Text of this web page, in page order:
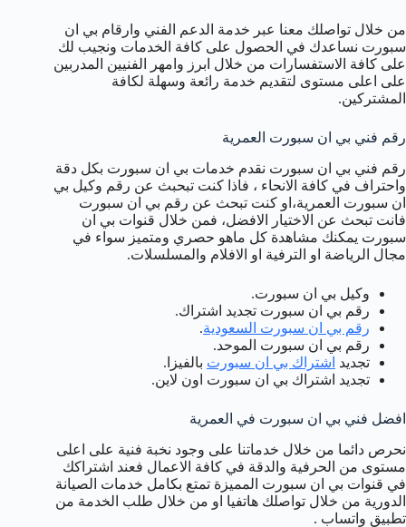
من خلال تواصلك معنا عبر خدمة الدعم الفني وارقام بي ان
سبورت نساعدك في الحصول على كافة الخدمات ونجيب لك
على كافة الاستفسارات من خلال ابرز وامهر الفنيين المدربين
على اعلى مستوى لتقديم خدمة رائعة وسهلة لكافة
المشتركين.
رقم فني بي ان سبورت العمرية
رقم فني بي ان سبورت نقدم خدمات بي ان سبورت بكل دقة
واحتراف في كافة الانحاء ، فاذا كنت تبحبث عن رقم وكيل بي
ان سبورت العمرية،او كنت تبحث عن رقم بي ان سبورت
فانت تبحث عن الاختيار الافضل، فمن خلال قنوات بي ان
سبورت يمكنك مشاهدة كل ماهو حصري ومتميز سواء في
مجال الرياضة او الترفية او الافلام والمسلسلات.
وكيل بي ان سبورت.
رقم بي ان سبورت تجديد اشتراك.
رقم بي ان سبورت السعودية.
رقم بي ان سبورت الموحد.
تجديد اشتراك بي ان سبورت بالفيزا.
تجديد اشتراك بي ان سبورت اون لاين.
افضل فني بي ان سبورت في العمرية
نحرص دائما من خلال خدماتنا على وجود نخبة فنية على اعلى
مستوى من الحرفية والدقة في كافة الاعمال فعند اشتراكك
في قنوات بي ان سبورت المميزة تمتع بكامل خدمات الصيانة
الدورية من خلال تواصلك هاتفيا او من خلال طلب الخدمة من
تطبيق واتساب .